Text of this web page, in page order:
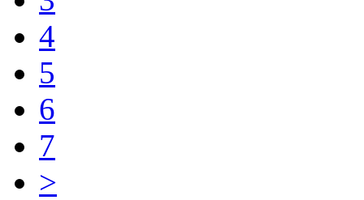
4
5
6
7
>